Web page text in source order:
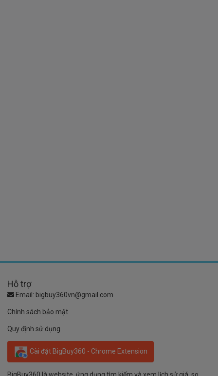
Hỗ trợ
Email: bigbuy360vn@gmail.com
Chính sách bảo mật
Quy định sử dụng
Cài đặt BigBuy360 - Chrome Extension